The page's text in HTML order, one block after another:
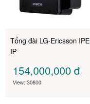
Tổng đài LG-Ericsson
IP
154,000,000đ
View: 30800